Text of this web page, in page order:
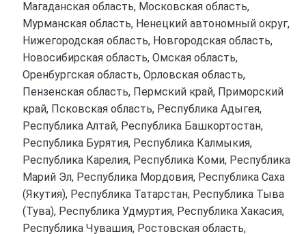
Магаданская область, Московская область,
Мурманская область, Ненецкий автономный округ,
Нижегородская область, Новгородская область,
Новосибирская область, Омская область,
Оренбургская область, Орловская область,
Пензенская область, Пермский край, Приморский
край, Псковская область, Республика Адыгея,
Республика Алтай, Республика Башкортостан,
Республика Бурятия, Республика Калмыкия,
Республика Карелия, Республика Коми, Республика
Марий Эл, Республика Мордовия, Республика Саха
(Якутия), Республика Татарстан, Республика Тыва
(Тува), Республика Удмуртия, Республика Хакасия,
Республика Чувашия, Ростовская область,